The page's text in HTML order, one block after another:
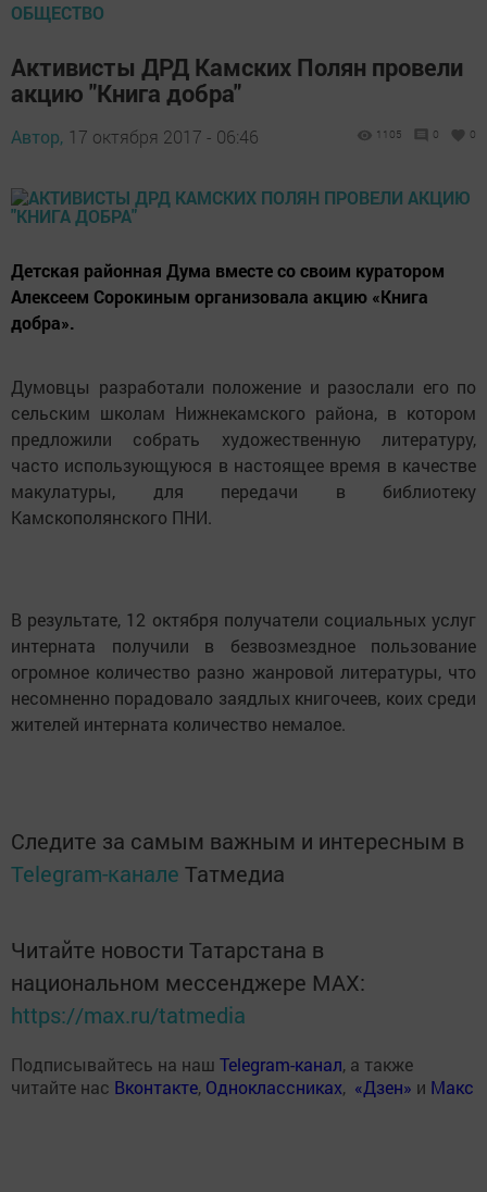
ОБЩЕСТВО
Активисты ДРД Камских Полян провели
акцию "Книга добра"
Автор, 17 октября 2017 - 06:46 1105 0 0
Детская районная Дума вместе со своим куратором
Алексеем Сорокиным организовала акцию «Книга
добра».
Думовцы разработали положение и разослали его по
сельским школам Нижнекамского района, в котором
предложили собрать художественную литературу,
часто использующуюся в настоящее время в качестве
макулатуры, для передачи в библиотеку
Камскополянского ПНИ.
В результате, 12 октября получатели социальных услуг
интерната получили в безвозмездное пользование
огромное количество разно жанровой литературы, что
несомненно порадовало заядлых книгочеев, коих среди
жителей интерната количество немалое.
Следите за самым важным и интересным в
Telegram-канале Татмедиа
Читайте новости Татарстана в
национальном мессенджере MАХ:
https://max.ru/tatmedia
Подписывайтесь на наш Telegram-канал, а также
читайте нас Вконтакте, Одноклассниках, «Дзен» и Макс